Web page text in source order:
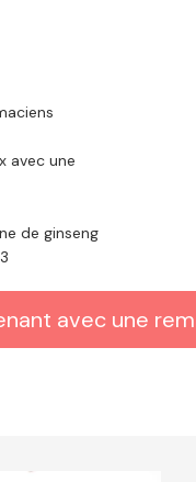
avec une
de ginseng
avec une